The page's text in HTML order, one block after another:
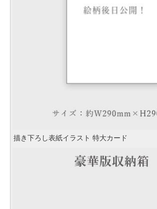
描き下ろし表紙イラスト 特大カード